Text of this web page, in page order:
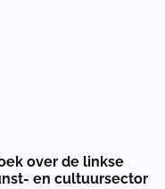
over de linkse
en cultuursector